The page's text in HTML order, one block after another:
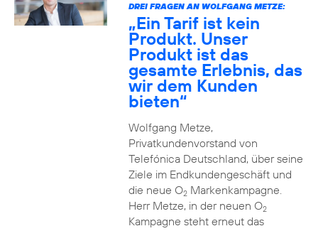
DREI FRAGEN AN WOLFGANG METZE:
„Ein Tarif ist kein
Produkt. Unser
Produkt ist das
gesamte Erlebnis, das
wir dem Kunden
bieten“
Wolfgang Metze,
Privatkundenvorstand von
Telefónica Deutschland, über seine
Ziele im Endkundengeschäft und
die neue O2Markenkampagne.
Herr Metze, in der neuen O2
Kampagne steht erneut das